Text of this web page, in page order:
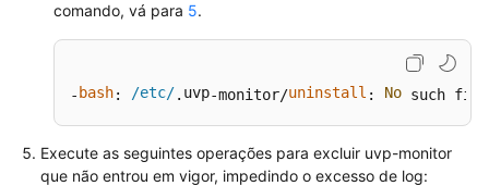
imagem
imagens
imagens
comando, vá para 5.
- bash: /etc/. uvp-monitor/uninstall : No such
Execute as seguintes operações para excluir uvp-monitor
que não entrou em vigor, impedindo o excesso de log: